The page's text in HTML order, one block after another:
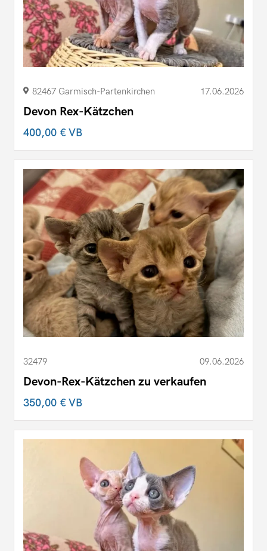
82467 Garmisch-Partenkirchen 17.06.2026
Devon Rex-Kätzchen
400,00 €VB
32479 09.06.2026
Devon-Rex-Kätzchen zu verkaufen
350,00 €VB